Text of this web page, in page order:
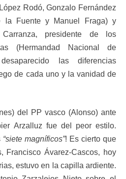
Rodó, Gonzalo Fernández
la Fuente y Manuel Fraga) y
presidente de los
(Hermandad Nacional de
las diferencias
de cada uno y la vanidad de
del PP vasco (Alonso) ante
Arzalluz fue del peor estilo.
“siete magníficos”! Es cierto que
Francisco Ávarez-Cascos, hoy
estuvo en la capilla ardiente.